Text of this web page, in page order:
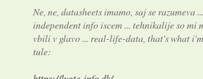
Ne, ne, datasheets imamo, saj se razumeva
independent info iscem ... tehnikalije so mi
vbili v glavo ... real-life-data, that's what
tule: